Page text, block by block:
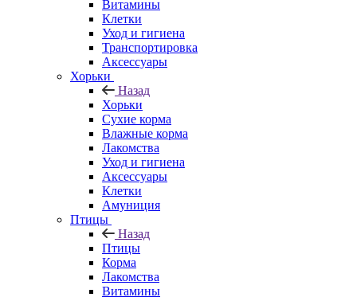
Витамины
Клетки
Уход и гигиена
Транспортировка
Аксессуары
Хорьки
Назад
Хорьки
Сухие корма
Влажные корма
Лакомства
Уход и гигиена
Аксессуары
Клетки
Амуниция
Птицы
Назад
Птицы
Корма
Лакомства
Витамины